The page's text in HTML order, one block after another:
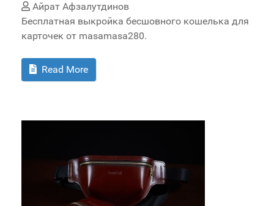
Айрат Афзалутдинов
Бесплатная выкройка бесшовного кошелька для
карточек от masamasa280.
Read More